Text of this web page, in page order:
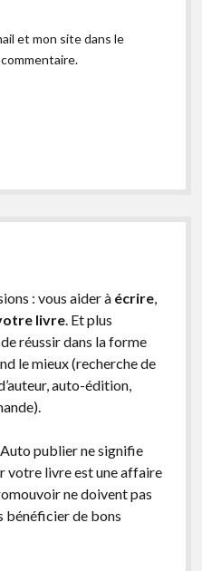
et mon site dans le
: vous aider à écrire,
livre. Et plus
réussir dans la forme
le mieux (recherche de
auto-édition,
publier ne signifie
votre livre est une affaire
ne doivent pas
bénéficier de bons